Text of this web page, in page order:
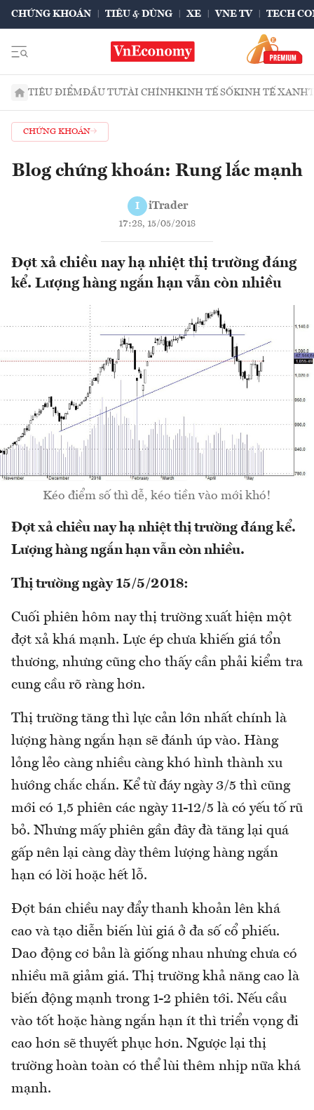
CHỨNG KHOÁN TIÊU & DÙNG XE VNE TV TECH
TIÊU ĐIỂMĐẦU TƯTÀI CHÍNHKINH TẾ SỐKINH TẾ XANH
CHỨNG KHOÁN
Blog chứng khoán: Rung lắc mạnh
I iTrader
17:28, 15/05/2018
Đợt xả chiều nay hạ nhiệt thị trường đáng
kể. Lượng hàng ngắn hạn vẫn còn nhiều
Kéo điểm số thì dễ, kéo tiền vào mới khó!
Đợt xả chiều nay hạ nhiệt thị trường đáng kể.
Lượng hàng ngắn hạn vẫn còn nhiều.
Thị trường ngày 15/5/2018:
Cuối phiên hôm nay thị trường xuất hiện một
đợt xả khá mạnh. Lực ép chưa khiến giá tổn
thương, nhưng cũng cho thấy cần phải kiểm tra
cung cầu rõ ràng hơn.
Thị trường tăng thì lực cản lớn nhất chính là
lượng hàng ngắn hạn sẽ đánh úp vào. Hàng
lỏng lẻo càng nhiều càng khó hình thành xu
hướng chắc chắn. Kể từ đáy ngày 3/5 thì cũng
mới có 1,5 phiên các ngày 11-12/5 là có yếu tố rũ
bỏ. Nhưng mấy phiên gần đây đà tăng lại quá
gấp nên lại càng dày thêm lượng hàng ngắn
hạn có lời hoặc hết lỗ.
Đợt bán chiều nay đẩy thanh khoản lên khá
cao và tạo diễn biến lùi giá ở đa số cổ phiếu.
Dao động cơ bản là giống nhau nhưng chưa có
nhiều mã giảm giá. Thị trường khả năng cao là
biến động mạnh trong 1-2 phiên tới. Nếu cầu
vào tốt hoặc hàng ngắn hạn ít thì triển vọng đi
cao hơn sẽ thuyết phục hơn. Ngược lại thị
trường hoàn toàn có thể lùi thêm nhịp nữa khá
mạnh.